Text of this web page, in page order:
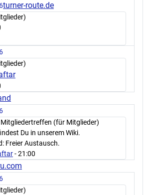
turner-route.de
(für Mitglieder)
Du in unserem Wiki.
Freier Austausch.
- 21:00